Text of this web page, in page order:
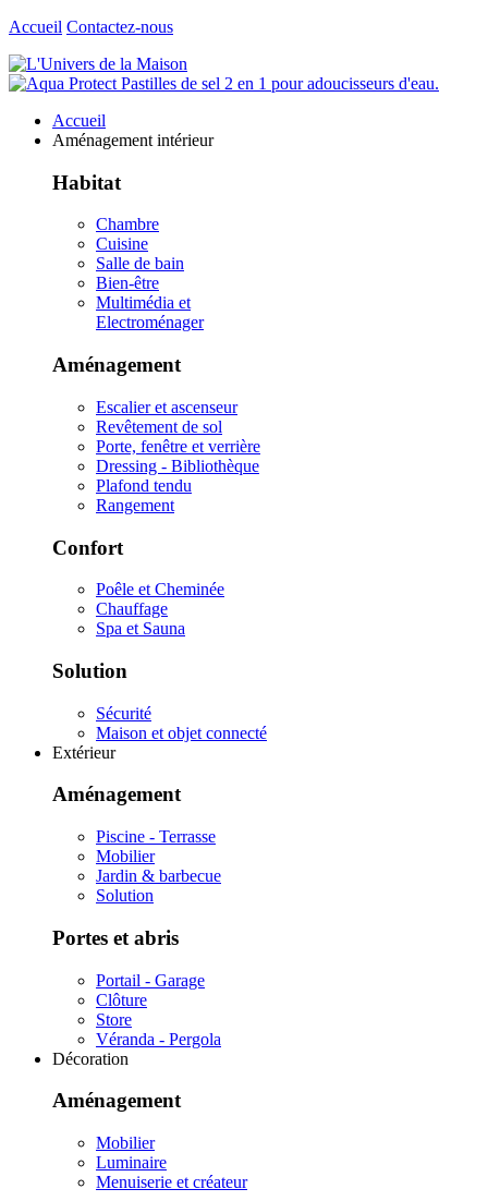
Accueil Contactez-nous
Accueil
Aménagement intérieur
Habitat
Chambre
Cuisine
Salle de bain
Bien-être
Multimédia et
Electroménager
Aménagement
Escalier et ascenseur
Revêtement de sol
Porte, fenêtre et verrière
Dressing - Bibliothèque
Plafond tendu
Rangement
Confort
Poêle et Cheminée
Chauffage
Spa et Sauna
Solution
Sécurité
Maison et objet connecté
Extérieur
Aménagement
Piscine - Terrasse
Mobilier
Jardin & barbecue
Solution
Portes et abris
Portail - Garage
Clôture
Store
Véranda - Pergola
Décoration
Aménagement
Mobilier
Luminaire
Menuiserie et créateur